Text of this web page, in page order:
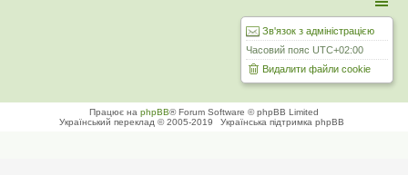
Зв'язок з адміністрацією
Часовий пояс UTC+02:00
Видалити файли cookie
Працює на phpBB® Forum Software © phpBB Limited
Український переклад © 2005-2019
Українська підтримка phpBB